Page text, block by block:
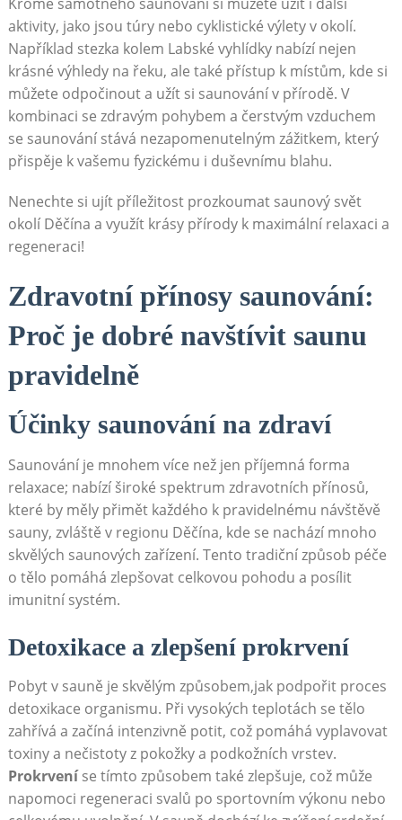
aktivity, jako jsou túry⁢ nebo cyklistické výlety v okolí.
Například stezka kolem Labské ⁣vyhlídky nabízí nejen
‌krásné výhledy na řeku, ale také přístup⁤ k místům, kde si
můžete odpočinout a užít si saunování⁣ v ​přírodě. V
kombinaci se zdravým pohybem a čerstvým vzduchem
se ​saunování ⁣stává nezapomenutelným ​zážitkem, který
⁤přispěje k​ vašemu fyzickému i duševnímu blahu.
Nenechte si ujít příležitost⁣ prozkoumat saunový svět‌
okolí ‌Děčína a využít​ krásy​ přírody k maximální relaxaci a
regeneraci!
Zdravotní⁣ přínosy saunování:
Proč je dobré navštívit saunu
pravidelně
Účinky saunování‌ na zdraví
Saunování je mnohem více než ⁢jen příjemná ⁤forma
relaxace; nabízí ⁤široké spektrum zdravotních přínosů,
které by⁢ měly přimět každého⁣ k pravidelnému návštěvě
sauny, zvláště v regionu‌ Děčína, kde se‍ nachází mnoho
skvělých saunových zařízení.⁢ Tento tradiční způsob péče
o tělo pomáhá⁣ zlepšovat celkovou pohodu a posílit
imunitní ⁢systém.
Detoxikace⁢ a zlepšení prokrvení
Pobyt⁣ v sauně je skvělým způsobem,jak podpořit proces
detoxikace organismu. Při vysokých teplotách se tělo
zahřívá a začíná intenzivně potit, což pomáhá vyplavovat
⁣toxiny⁣ a‍ nečistoty z pokožky a podkožních vrstev.
Prokrvení⁣se tímto⁣ způsobem také zlepšuje, což může
napomoci regeneraci ⁣svalů⁤ po sportovním výkonu ‌nebo